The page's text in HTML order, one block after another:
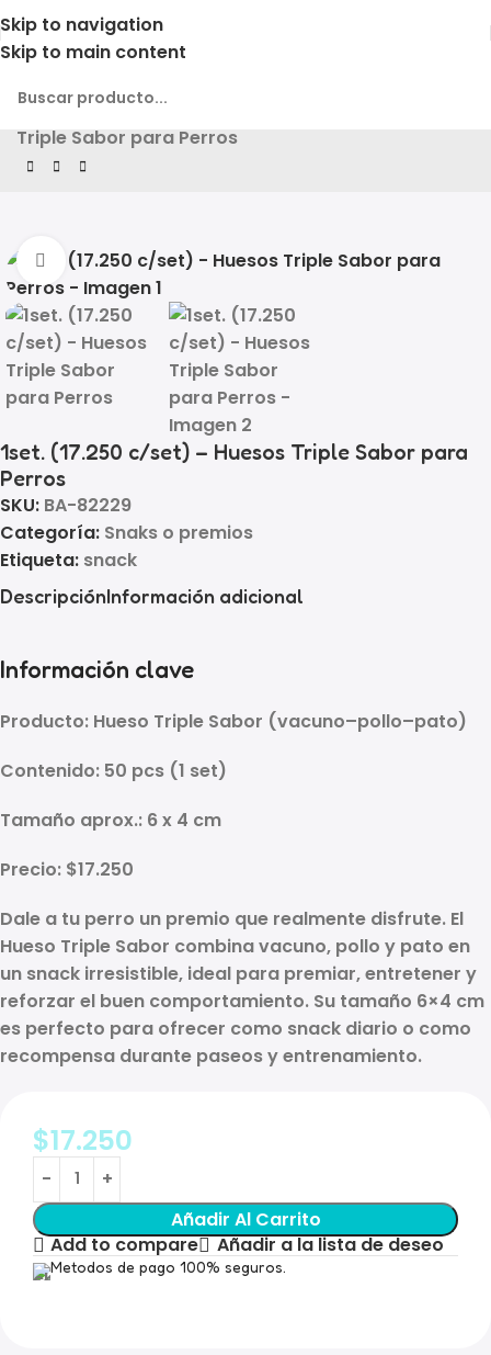
Skip to navigation
Skip to main content
Inicio Producto 1set. (17.250 c/set) – Huesos
Triple Sabor para Perros
Click to enlarge
1set. (17.250 c/set) – Huesos Triple Sabor para
Perros
SKU: BA-82229
Categoría: Snaks o premios
Etiqueta: snack
DescripciónInformación adicional
Información clave
Producto: Hueso Triple Sabor (vacuno–pollo–pato)
Contenido: 50 pcs (1 set)
Tamaño aprox.: 6 x 4 cm
Precio: $17.250
Dale a tu perro un premio que realmente disfrute. El
Hueso Triple Sabor combinavacuno, pollo y pato en
un snack irresistible, ideal para premiar, entretener y
reforzar el buen comportamiento. Su tamaño 6×4 cm
es perfecto para ofrecer como snack diario o como
recompensa durante paseos y entrenamiento.
$17.250
Añadir Al Carrito
Add to compare
Añadir a la lista de deseo
Metodos de pago 100% seguros.